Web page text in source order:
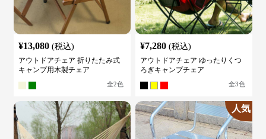
¥13,080 (税込)
アウトドアチェア 折りたたみ式
キャンプ用木製チェア
全2色
¥7,280 (税込)
アウトドアチェア ゆったりくつ
ろぎキャンプチェア
全3色
人気